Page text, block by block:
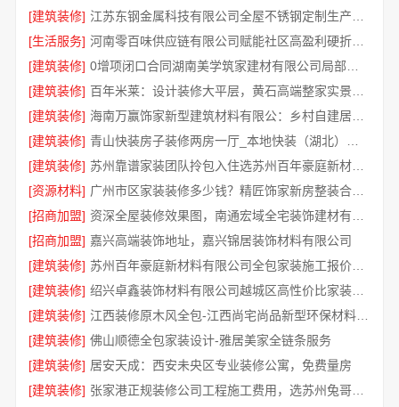
[建筑装修]
[生活服务]
河南零百味供应链有限公司赋能社区高盈利硬折扣全域
[建筑装修]
[建筑装修]
[建筑装修]
[建筑装修]
[建筑装修]
苏州靠谱家装团队拎包入住选苏州百年豪庭新材料有限公司
[资源材料]
广州市区家装装修多少钱？精匠饰家新房整装合理报价
[招商加盟]
[招商加盟] 嘉兴高端装饰地址，嘉兴锦居装饰材料有限公司
[建筑装修]
苏州百年豪庭新材料有限公司全包家装施工报价新房
[建筑装修]
绍兴卓鑫装饰材料有限公司越城区高性价比家装环保优质材料
[建筑装修]
江西装修原木风全包-江西尚宅尚品新型环保材料有限公司
[建筑装修] 佛山顺德全包家装设计-雅居美家全链条服务
[建筑装修] 居安天成：西安未央区专业装修公寓，免费量房
[建筑装修]
张家港正规装修公司工程施工费用，选苏州兔哥哥智装新材料有限公司更透明